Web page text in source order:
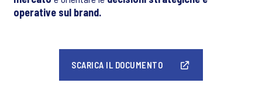
operative sul brand.
SCARICA IL DOCUMENTO